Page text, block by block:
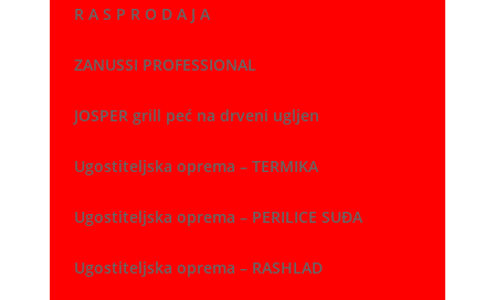
R A S P R O D A J A
ZANUSSI PROFESSIONAL
JOSPER grill peć na drveni ugljen
Ugostiteljska oprema – TERMIKA
Ugostiteljska oprema – PERILICE SUĐA
Ugostiteljska oprema – RASHLAD